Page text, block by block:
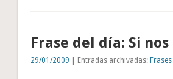
Frase del día: Si
29/01/2009 | Entradas archivadas: